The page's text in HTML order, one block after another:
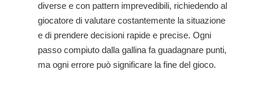
diverse e con pattern imprevedibili, richiedendo al
giocatore di valutare costantemente la situazione
e di prendere decisioni rapide e precise. Ogni
passo compiuto dalla gallina fa guadagnare punti,
ma ogni errore può significare la fine del gioco.